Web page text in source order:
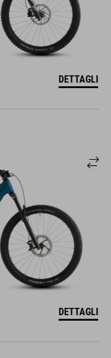
DETTAGLI
DETTAGLI